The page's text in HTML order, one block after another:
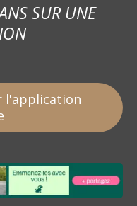
SUR UNE
l'application